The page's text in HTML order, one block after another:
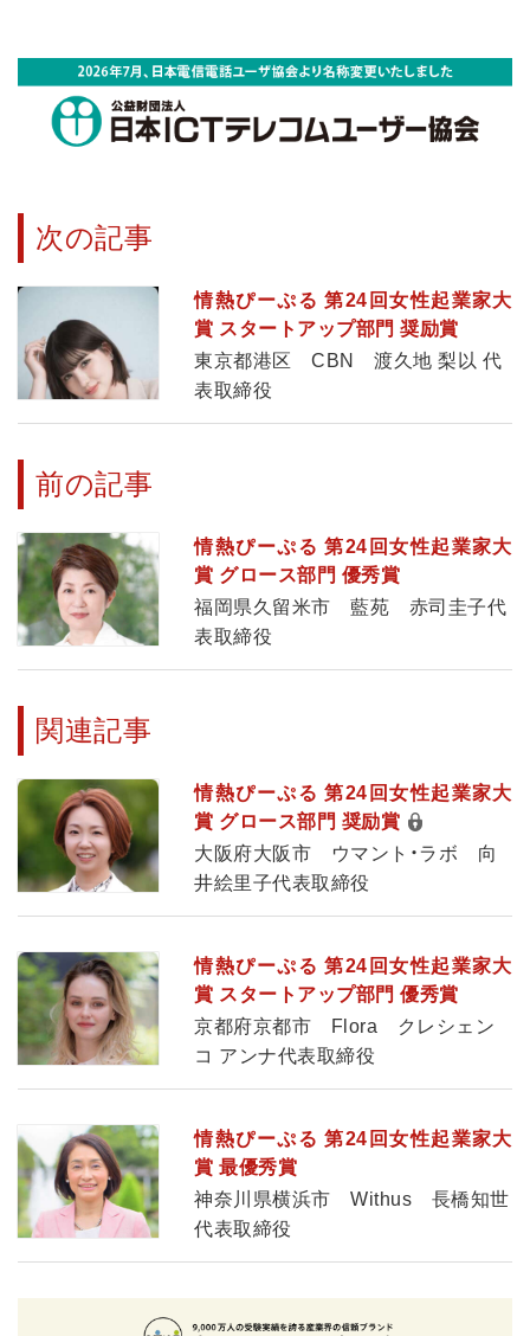
次の記事
情熱ぴーぷる 第24回女性起業家大
賞 スタートアップ部門 奨励賞
東京都港区 CBN 渡久地 梨以 代
表取締役
前の記事
情熱ぴーぷる 第24回女性起業家大
賞 グロース部門 優秀賞
福岡県久留米市 藍苑 赤司圭子代
表取締役
関連記事
情熱ぴーぷる 第24回女性起業家大
賞 グロース部門 奨励賞
大阪府大阪市 ウマント・ラボ 向
井絵里子代表取締役
情熱ぴーぷる 第24回女性起業家大
賞 スタートアップ部門 優秀賞
京都府京都市 Flora クレシェン
コ アンナ代表取締役
情熱ぴーぷる 第24回女性起業家大
賞 最優秀賞
神奈川県横浜市 Withus 長橋知世
代表取締役